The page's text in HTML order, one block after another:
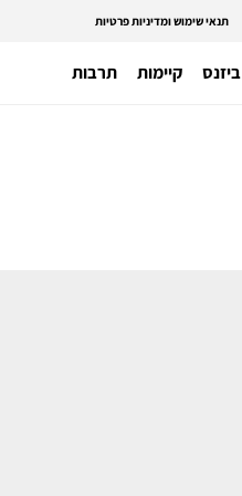
תנאי שימוש ומדיניות פרטיות
ביזנס קיימות תרבות